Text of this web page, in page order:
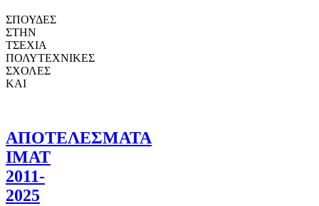
ΣΠΟΥΔΕΣ
ΣΤΗΝ
ΤΣΕΧΙΑ
ΠΟΛΥΤΕΧΝΙΚΕΣ
ΣΧΟΛΕΣ
ΚΑΙ
ΑΠΟΤΕΛΕΣΜΑΤΑ
ΙΜΑΤ
2011-
2025